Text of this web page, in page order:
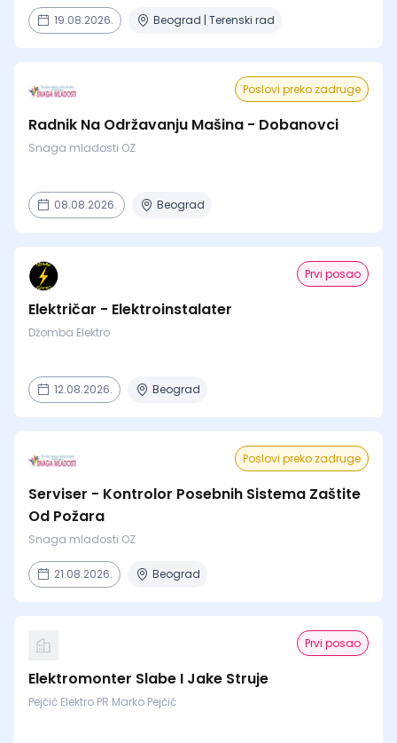
19.08.2026. Beograd | Terenski rad
Poslovi preko zadruge
Radnik Na Održavanju Mašina - Dobanovci
Snaga mladosti OZ
08.08.2026. Beograd
Prvi posao
Električar - Elektroinstalater
Džomba Elektro
12.08.2026. Beograd
Poslovi preko zadruge
Serviser - Kontrolor Posebnih Sistema Zaštite
Od Požara
Snaga mladosti OZ
21.08.2026. Beograd
Prvi posao
Elektromonter Slabe I Jake Struje
Pejčić Elektro PR Marko Pejčić